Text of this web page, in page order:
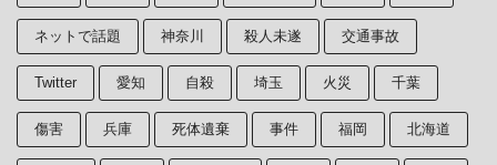
ネットで話題 神奈川 殺人未遂 交通事故
Twitter 愛知 自殺 埼玉 火災 千葉
傷害 兵庫 死体遺棄 事件 福岡 北海道